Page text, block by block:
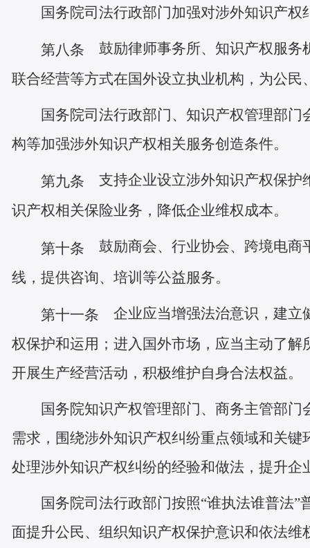
国务院司法行政部门加强对涉外知识产
第八条 鼓励律师事务所、知识产权服务
联合经营等方式在国外设立执业机构，为公
国务院司法行政部门、知识产权管理部
构等加强涉外知识产权相关服务创造条件。
第九条 支持企业设立涉外知识产权保护
识产权相关保险业务，降低企业维权成本。
第十条 鼓励商会、行业协会、跨境电商
线，提供咨询、培训等公益服务。
第十一条 企业应当增强法治意识，建立
权保护和运用；进入国外市场，应当主动了
开展生产经营活动，积极维护自身合法权益。
国务院知识产权管理部门、商务主管部
需求，围绕涉外知识产权纠纷重点领域和关
处理涉外知识产权纠纷的经验和做法，提升
国务院司法行政部门按照“谁执法谁普法
面提升公民、组织知识产权保护意识和依法维